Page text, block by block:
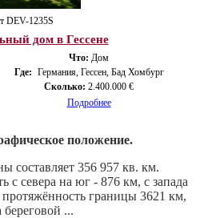
DEV-1235S
дом в Гессене
Что: Дом
Где: Германия, Гессен, Бад Хомбург
Сколько: 2.400.000 €
Подробнее
положение.
составляет 356 957 кв. км.
с севера на юг - 876 км, с запада
границы 3621 км,
береговой ...